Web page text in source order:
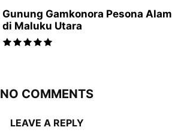
Gunung Gamkonora Pesona Alam
di Maluku Utara
NO COMMENTS
LEAVE A REPLY